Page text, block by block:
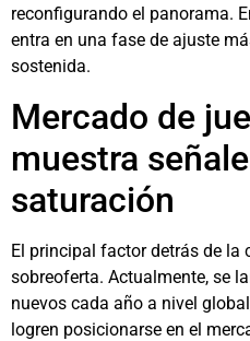
reconfigurando el panorama.
entra en una fase de ajuste
sostenida.
Mercado de
muestra
saturación
El principal factor detrás de la
sobreoferta. Actualmente, se
nuevos cada año a nivel
logren posicionarse en el